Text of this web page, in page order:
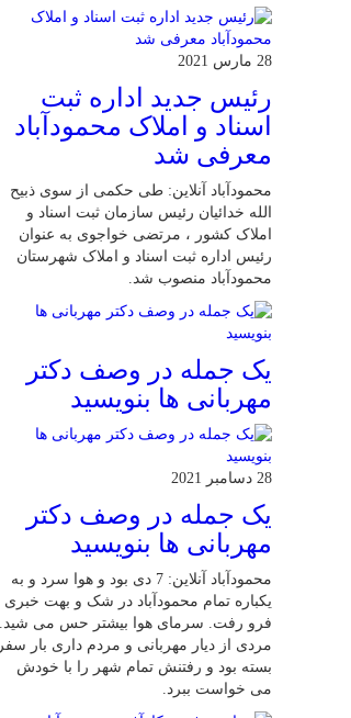
28 مارس 2021
رئیس جدید اداره ثبت
اسناد و املاک محمودآباد
معرفی شد
محمودآباد آنلاین: طی حکمی از سوی ذبیح
الله خدائیان رئیس سازمان ثبت اسناد و
املاک کشور ، مرتضی خواجوی به عنوان
رئیس اداره ثبت اسناد و املاک شهرستان
محمودآباد منصوب شد.
یک جمله در وصف دکتر
مهربانی ها بنویسید
28 دسامبر 2021
یک جمله در وصف دکتر
مهربانی ها بنویسید
محمودآباد آنلاین: 7 دی بود و هوا سرد و به
یکباره تمام محمودآباد در شک و بهت خبری
فرو رفت. سرمای هوا بیشتر حس می شید.
مردی از دیار مهربانی و مردم داری بار سفر
بسته بود و رفتنش تمام شهر را با خودش
می خواست ببرد.